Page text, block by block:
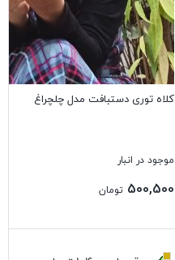
کلاه توری دستبافت مدل چلچراغ
موجود در انبار
500,500 تومان